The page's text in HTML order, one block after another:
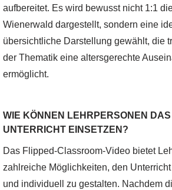
aufbereitet. Es wird bewusst nicht 1:1
Wienerwald dargestellt, sondern eine
übersichtliche Darstellung gewählt, die
der Thematik eine altersgerechte
ermöglicht.
WIE KÖNNEN LEHRPERSONEN DAS
UNTERRICHT EINSETZEN?
Das Flipped-Classroom-Video bietet
zahlreiche Möglichkeiten, den
und individuell zu gestalten. Nachdem